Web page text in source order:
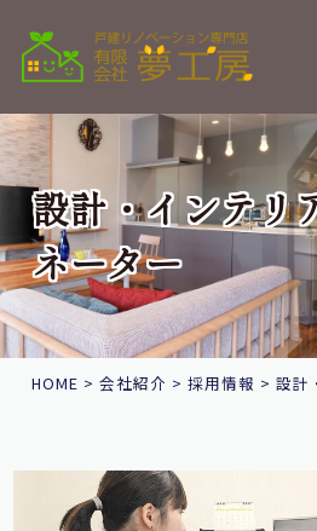
設計・インテリ
ネーター
HOME > 会社紹介 > 採用情報 > 設計